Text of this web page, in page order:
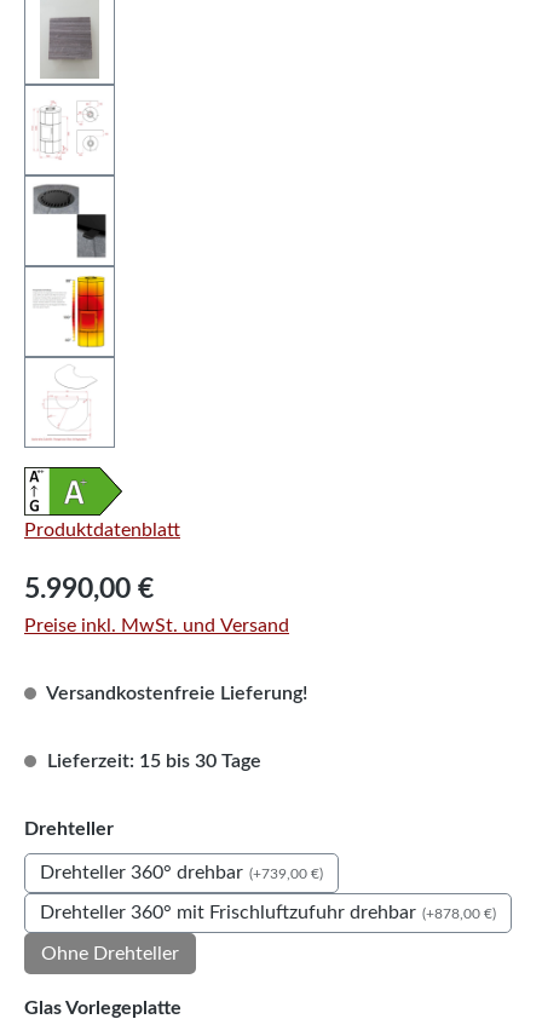
Produktdatenblatt
Regulärer Preis:
5.990,00 €
Preise inkl. MwSt. und Versand
Versandkostenfreie Lieferung!
Lieferzeit: 15 bis 30 Tage
Drehtellerauswählen
Drehteller 360° drehbar (+739,00 €)
Drehteller 360° mit Frischluftzufuhr drehbar (+878,00 €)
Ohne Drehteller
Glas Vorlegeplatte